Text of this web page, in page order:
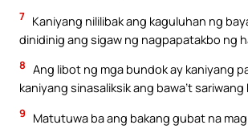
7 Kaniyang nililibak ang kaguluhan ng
dinidinig ang sigaw ng nagpapatakbo ng
8 Ang libot ng mga bundok ay kaniyang
kaniyang sinasaliksik ang bawa’t sariwang
9
Matutuwa ba ang bakang gubat na